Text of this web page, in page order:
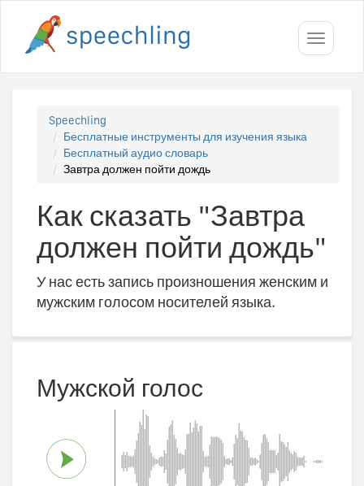
Toggle
Speechling
Бесплатные инструменты для изучения языка
Бесплатный аудио словарь
Завтра должен пойти дождь
Как сказать "Завтра
должен пойти дождь"
У нас есть запись произношения женским и
мужским голосом носителей языка.
Мужской голос